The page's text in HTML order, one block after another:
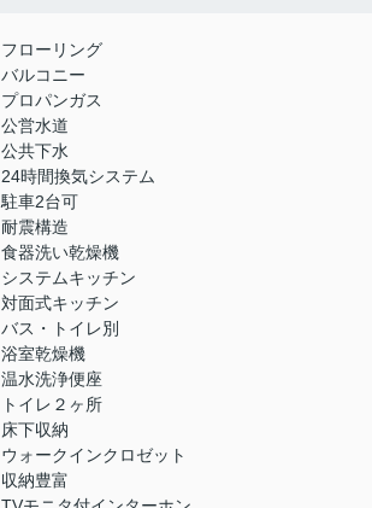
フローリング
バルコニー
プロパンガス
公営水道
公共下水
24時間換気システム
駐車2台可
耐震構造
食器洗い乾燥機
システムキッチン
対面式キッチン
バス・トイレ別
浴室乾燥機
温水洗浄便座
トイレ２ヶ所
床下収納
ウォークインクロゼット
収納豊富